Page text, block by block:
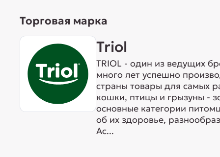
Торговая марка
Triol
TRIOL - один из ведущих
много лет успешно
страны товары для самых
кошки, птицы и грызуны -
основные категории
об их здоровье,
Ас...